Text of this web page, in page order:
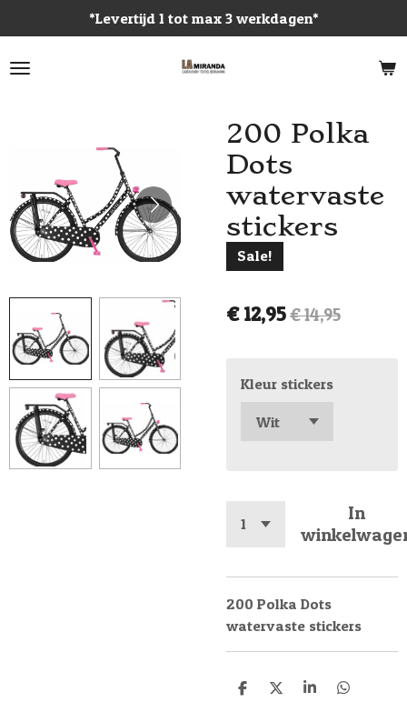
direct
naar
*Levertijd 1 tot max 3 werkdagen*
200 Polka
Dots
watervaste
stickers
Sale!
€ 12,95€ 14,95
Kleur stickers
In
200 Polka Dots
watervaste stickers
D
D
S
D